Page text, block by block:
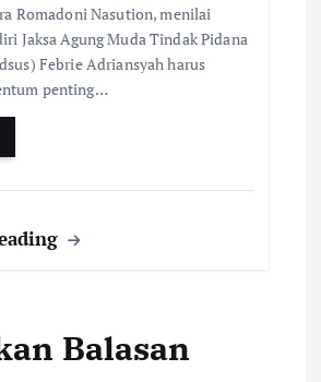
Romadoni Nasution, menilai
Jaksa Agung Muda Tindak Pidana
Febrie Adriansyah harus
penting…
Balasan